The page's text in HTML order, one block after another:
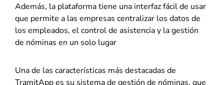
Además, la plataforma tiene una interfaz fácil de usar
que permite a las empresas centralizar los datos de
los empleados, el control de asistencia y la gestión
de nóminas en un solo lugar​
Una de las características más destacadas de
TramitApp es su sistema de gestión de nóminas, que